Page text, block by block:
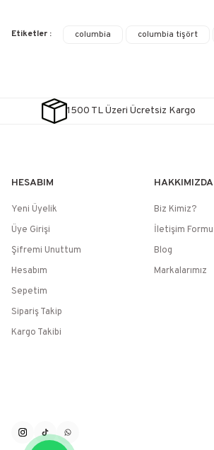
Etiketler : columbia columbia tişört
1500 TL Üzeri Ücretsiz Kargo
HESABIM
Yeni Üyelik
Üye Girişi
Şifremi Unuttum
Hesabım
Sepetim
Sipariş Takip
Kargo Takibi
HAKKIMIZDA
Biz Kimiz?
İletişim Formu
Blog
Markalarımız